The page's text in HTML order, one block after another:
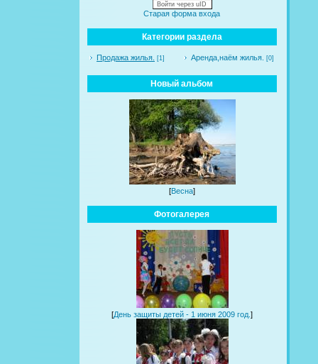
Войти через uID
Старая форма входа
Категории раздела
Продажа жилья. [1] Аренда,наём жилья. [0]
Новый альбом
[Весна]
Фотогалерея
[День защиты детей - 1 июня 2009 год. ]